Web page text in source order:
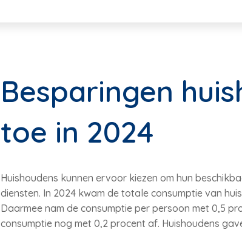
Besparingen
toe in 2024
Huishoudens kunnen ervoor kiezen om hun
diensten. In 2024 kwam de totale consumptie van
Daarmee nam de consumptie per persoon met 0,5
consumptie nog met 0,2 procent af. Huishoudens